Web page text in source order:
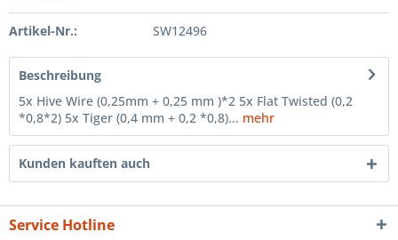
Artikel-Nr.: SW12496
Beschreibung
5x Hive Wire (0,25mm + 0,25 mm )*2 5x Flat Twisted (0,2
*0,8*2) 5x Tiger (0,4 mm + 0,2 *0,8)... mehr
Kunden kauften auch
Service Hotline